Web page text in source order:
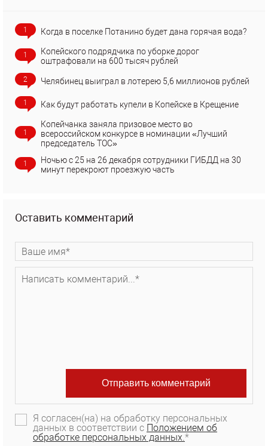
1 Когда в поселке Потанино будет дана горячая вода?
1
Копейского подрядчика по уборке дорог
оштрафовали на 600 тысяч рублей
2 Челябинец выиграл в лотерею 5,6 миллионов рублей
1 Как будут работать купели в Копейске в Крещение
1
Копейчанка заняла призовое место во
всероссийском конкурсе в номинации «Лучший
председатель ТОС»
1
Ночью с 25 на 26 декабря сотрудники ГИБДД на 30
минут перекроют проезжую часть
Оставить комментарий
Я согласен(на) на обработку персональных
данных в соответствии с Положением об
обработке персональных данных.*